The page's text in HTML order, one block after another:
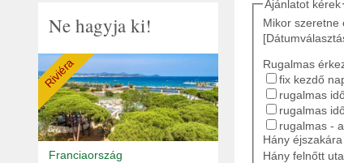
Ne hagyja ki!
Riviéra
Franciaország
Ajánlatot kérek
Mikor szeretne
Rugalmas
fix kezdő
rugalmas
rugalmas
rugalmas -
Hány
Hány felnőtt